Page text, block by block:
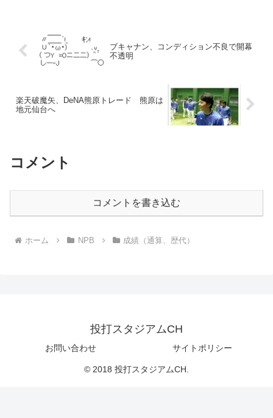
ブキャナン、コンディション不良で開幕
不透明
楽天破魔矢、DeNA熊原トレード 熊原は
地元仙台へ
コメント
コメントを書き込む
ホーム NPB 成績（通算、歴代）
投打スタジアムCH
お問い合わせ サイトポリシー
© 2018 投打スタジアムCH.